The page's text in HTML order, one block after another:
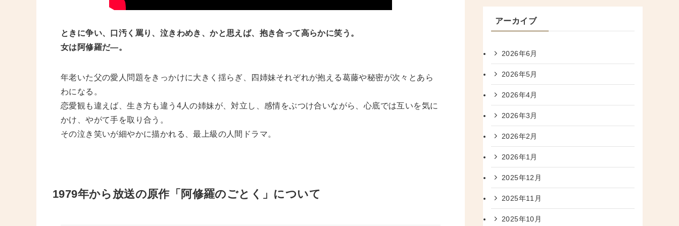
ときに争い、口汚く罵り、泣きわめき、かと思えば、抱き合って高らかに笑う。
女は阿修羅だ―。
年老いた父の愛人問題をきっかけに大きく揺らぎ、四姉妹それぞれが抱える葛藤や秘密が次々とあら
わになる。
恋愛観も違えば、生き方も違う4人の姉妹が、対立し、感情をぶつけ合いながら、心底では互いを気に
かけ、やがて手を取り合う。
その泣き笑いが細やかに描かれる、最上級の人間ドラマ。
1979年から放送の原作「阿修羅のごとく」について
アーカイブ
2026年6月
2026年5月
2026年4月
2026年3月
2026年2月
2026年1月
2025年12月
2025年11月
2025年10月